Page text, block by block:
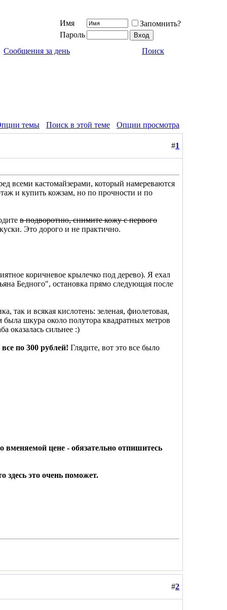
Имя
Запомнить?
Пароль
Сообщения за день Поиск
темы Поиск в этой теме
Опции просмотра
#1
всеми кастомайзерами, который намереваются
и купить кожзам, но по прочности и по
в подворотню, снимите кожу с первого
Это дорого и не практично.
коричневое крылечко под дерево). Я ехал
Бедного", остановка прямо следующая после
так и всякая кислотень: зеленая, фиолетовая,
шкура около полутора квадратных метров
оказалась сильнее :)
по 300 рублей! Глядите, вот это все было
цене - обязательно отпишитесь
это очень поможет.
#2